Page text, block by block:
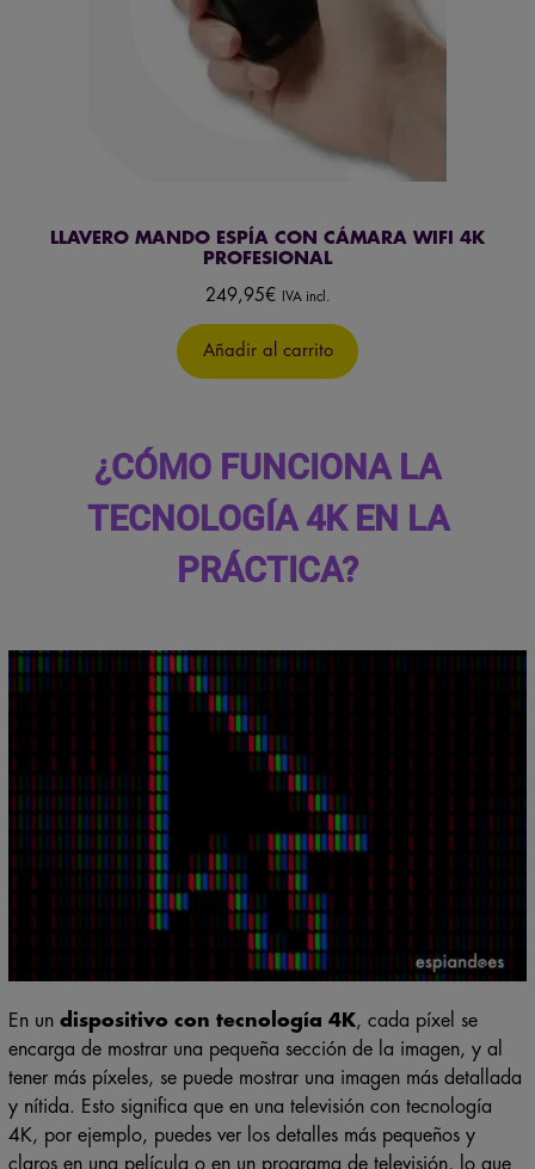
LLAVERO MANDO ESPÍA CON CÁMARA WIFI 4K
PROFESIONAL
249,95€ IVA incl.
Añadir al carrito
¿CÓMO FUNCIONA LA
TECNOLOGÍA 4K EN LA
PRÁCTICA?
En un dispositivo con tecnología 4K, cada píxel se
encarga de mostrar una pequeña sección de la imagen, y al
tener más píxeles, se puede mostrar una imagen más detallada
y nítida. Esto significa que en una televisión con tecnología
4K, por ejemplo, puedes ver los detalles más pequeños y
claros en una película o en un programa de televisión, lo que